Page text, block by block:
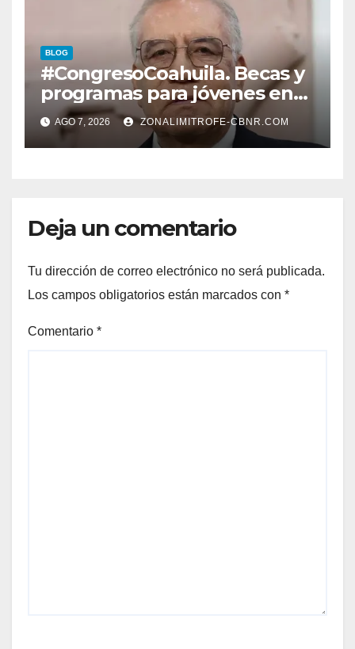
CONSTRUCCIÓN DE DOMO
EN CARLOS REAL*
BLOG
#CongresoCoahuila. Becas y
programas para jóvenes en
áreas agropecuarias, plantea
Raúl Onofre
AGO 7, 2026 ZONALIMITROFE-CBNR.COM
Deja un comentario
Tu dirección de correo electrónico no será publicada.
Los campos obligatorios están marcados con *
Comentario *